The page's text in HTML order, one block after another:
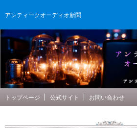
アンティークオーディオ新聞
トップページ 公式サイト お問い合わせ